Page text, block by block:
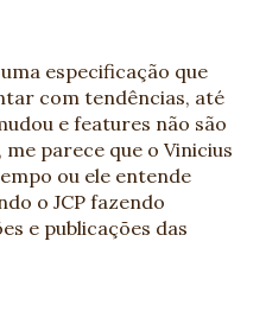
especificação que
com tendências, até
e features não são
parece que o Vinicius
ou ele entende
o JCP fazendo
e publicações das